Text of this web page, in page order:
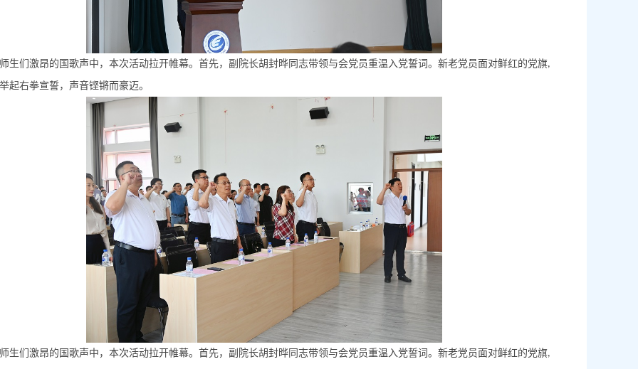
生们激昂的国歌声中，本次活动拉开帷幕。首先，副院长胡封晔同志带领与会党员重温入党誓词。新老党员面对鲜红的党旗,
起右拳宣誓，声音铿锵而豪迈。
生们激昂的国歌声中，本次活动拉开帷幕。首先，副院长胡封晔同志带领与会党员重温入党誓词。新老党员面对鲜红的党旗,